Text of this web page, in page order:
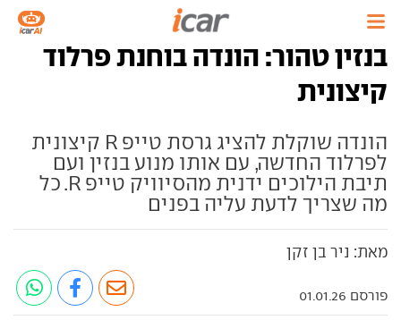
בנזין טהור: הונדה בוחנת פרלוד
קיצונית
הונדה שוקלת להציג גרסת טייפ R קיצונית
לפרלוד החדשה, עם אותו מנוע בנזין ועם
תיבת הילוכים ידנית מהסיוויק טייפ R. כל
מה שצריך לדעת עליה בפנים
מאת: ניר בן זקן
פורסם 01.01.26